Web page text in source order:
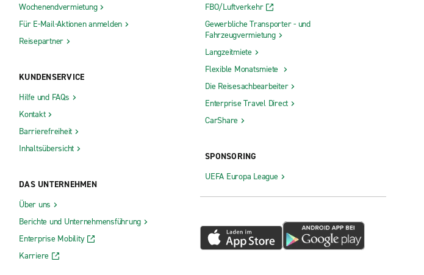
Wochenendvermietung
Für E-Mail-Aktionen anmelden
Reisepartner
KUNDENSERVICE
Hilfe und FAQs
Kontakt
Barrierefreiheit
Inhaltsübersicht
DAS UNTERNEHMEN
Über uns
Berichte und Unternehmensführung
Enterprise Mobility
Karriere
FBO/Luftverkehr
Gewerbliche Transporter - und
Fahrzeugvermietung
Langzeitmiete
Flexible Monatsmiete
Die Reisesachbearbeiter
Enterprise Travel Direct
CarShare
SPONSORING
UEFA Europa League